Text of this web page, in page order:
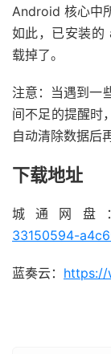
Android 核心中
如此，已安装的
载掉了。
注意：当遇到一
间不足的提醒时
自动清除数据后
下载地址
城通网盘
33150594-
蓝奏云： https://